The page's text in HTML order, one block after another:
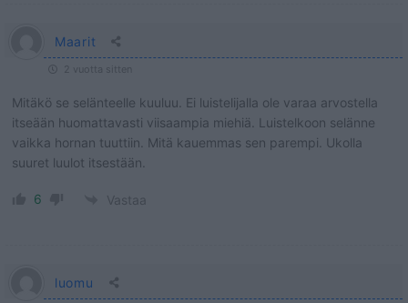
Maarit
2 vuotta sitten
Mitäkö se selänteelle kuuluu. Ei luistelijalla ole varaa arvostella
itseään huomattavasti viisaampia miehiä. Luistelkoon selänne
vaikka hornan tuuttiin. Mitä kauemmas sen parempi. Ukolla
suuret luulot itsestään.
6 Vastaa
luomu